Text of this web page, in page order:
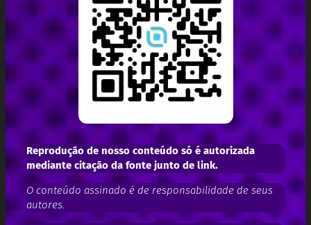
Reprodução de nosso conteúdo só é autorizada
mediante citação da fonte junto de link.
O conteúdo assinado é de responsabilidade de seus
autores.